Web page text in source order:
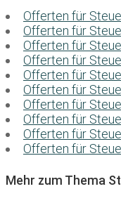
Offerten für
Offerten für
Offerten für
Offerten für
Offerten für
Offerten für
Offerten für
Offerten für
Offerten für
Offerten für
Mehr zum Thema